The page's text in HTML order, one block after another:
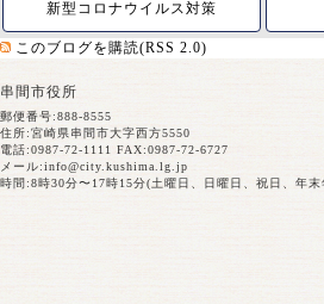
新型コロナウイルス対策
このブログを購読(RSS 2.0)
串間市役所
郵便番号:888-8555
住所:宮崎県串間市大字西方5550
電話:0987-72-1111 FAX:0987-72-6727
メール:info@city.kushima.lg.jp
時間:8時30分〜17時15分(土曜日、日曜日、祝日、年